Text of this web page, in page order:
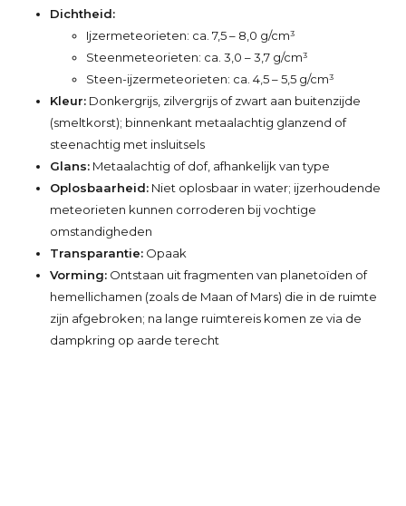
Dichtheid:
Ijzermeteorieten: ca. 7,5 – 8,0 g/cm³
Steenmeteorieten: ca. 3,0 – 3,7 g/cm³
Steen-ijzermeteorieten: ca. 4,5 – 5,5 g/cm³
Kleur: Donkergrijs, zilvergrijs of zwart aan buitenzijde
(smeltkorst); binnenkant metaalachtig glanzend of
steenachtig met insluitsels
Glans: Metaalachtig of dof, afhankelijk van type
Oplosbaarheid: Niet oplosbaar in water; ijzerhoudende
meteorieten kunnen corroderen bij vochtige
omstandigheden
Transparantie: Opaak
Vorming: Ontstaan uit fragmenten van planetoïden of
hemellichamen (zoals de Maan of Mars) die in de ruimte
zijn afgebroken; na lange ruimtereis komen ze via de
dampkring op aarde terecht